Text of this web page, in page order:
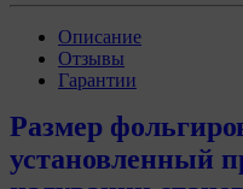
Описание
Отзывы
Гарантии
Размер
установленный